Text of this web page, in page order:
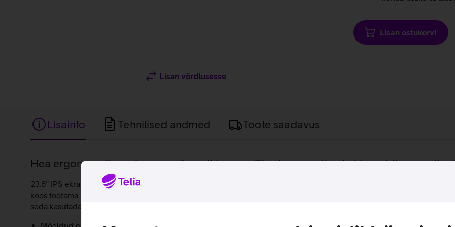
Lisan võrdlusesse
Lisan ostukorvi
Lisainfo Tehnilised andmed Toote saadavus
Lisainfo
Hea ergonoomikaga ja suurepäraselt Lenovo Tiny lauaarvutiga kokku sobituv monitor
23,8'' IPS ekraaniga Lenovo monitoril on 1920 x 1080 piksline resolutsioon, 6 ms reageerimisaeg, 178°/178°
koos töötama Tiny seeria lauaarvutitega. Arvuti ja monitor ühendatakse monitoril olevasse spetsiaalsesse pessa ning
seda kasutada ka ainult monitorina ühendades välise seadme HDMI või DisplayPort kaabli abil.